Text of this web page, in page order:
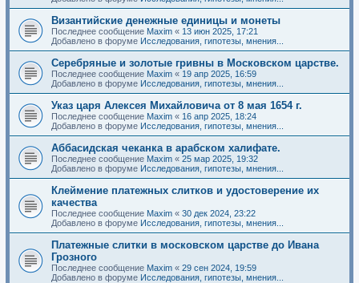
Византийские денежные единицы и монеты
Последнее сообщение Maxim « 13 июн 2025, 17:21
Добавлено в форуме Исследования, гипотезы, мнения...
Серебряные и золотые гривны в Московском царстве.
Последнее сообщение Maxim « 19 апр 2025, 16:59
Добавлено в форуме Исследования, гипотезы, мнения...
Указ царя Алексея Михайловича от 8 мая 1654 г.
Последнее сообщение Maxim « 16 апр 2025, 18:24
Добавлено в форуме Исследования, гипотезы, мнения...
Аббасидская чеканка в арабском халифате.
Последнее сообщение Maxim « 25 мар 2025, 19:32
Добавлено в форуме Исследования, гипотезы, мнения...
Клеймение платежных слитков и удостоверение их
качества
Последнее сообщение Maxim « 30 дек 2024, 23:22
Добавлено в форуме Исследования, гипотезы, мнения...
Платежные слитки в московском царстве до Ивана
Грозного
Последнее сообщение Maxim « 29 сен 2024, 19:59
Добавлено в форуме Исследования, гипотезы, мнения...